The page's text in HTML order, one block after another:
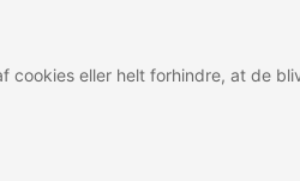
cookies eller helt forhindre, at de